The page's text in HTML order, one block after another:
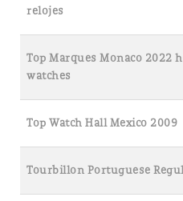
relojes
Top Marques Monaco 2022
watches
Top Watch Hall Mexico 2009
Tourbillon Portuguese